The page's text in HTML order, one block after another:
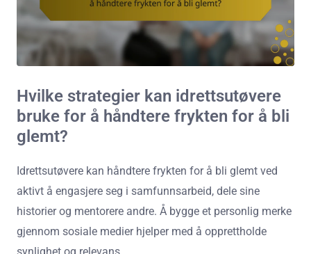
Hvilke strategier kan idrettsutøvere
bruke for å håndtere frykten for å bli
glemt?
Idrettsutøvere kan håndtere frykten for å bli glemt ved
aktivt å engasjere seg i samfunnsarbeid, dele sine
historier og mentorere andre. Å bygge et personlig merke
gjennom sosiale medier hjelper med å opprettholde
synlighet og relevans.